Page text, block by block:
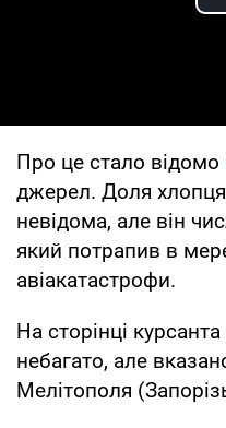
Про це стало відомо
джерел. Доля
невідома, але він
який потрапив в
авіакатастрофи.
На сторінці
небагато, але
Мелітополя